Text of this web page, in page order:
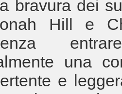
bravura dei
Hill e
una
e